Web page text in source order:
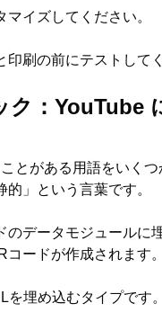
イズしてください。
刷の前にテストして
：YouTube
とがある用語をいくつ
」という言葉です。
データモジュールに
ードが作成されます。
埋め込むタイプです